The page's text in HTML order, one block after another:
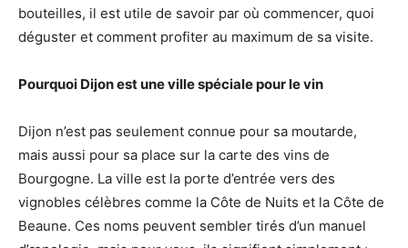
bouteilles, il est utile de savoir par où commencer, quoi
déguster et comment profiter au maximum de sa visite.
Pourquoi Dijon est une ville spéciale pour le vin
Dijon n’est pas seulement connue pour sa moutarde,
mais aussi pour sa place sur la carte des vins de
Bourgogne. La ville est la porte d’entrée vers des
vignobles célèbres comme la Côte de Nuits et la Côte de
Beaune. Ces noms peuvent sembler tirés d’un manuel